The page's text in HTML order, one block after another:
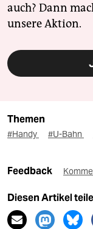
auch? Dann
unsere Aktion.
Themen
#Handy #U-Bahn
Feedback
Diesen Artikel